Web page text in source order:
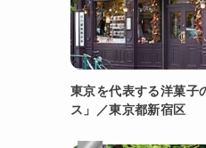
東京を代表する洋菓子
ス」／東京都新宿区